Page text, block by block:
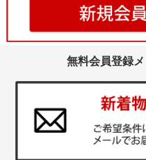
無料会員登録